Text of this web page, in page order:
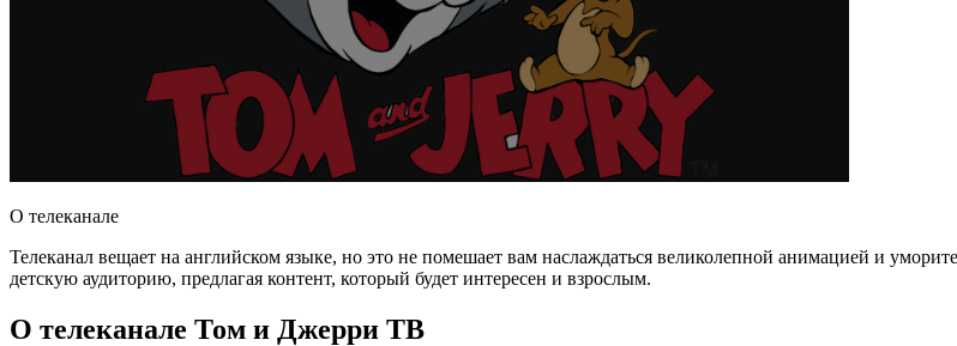
О телеканале
Телеканал вещает на английском языке, но это не помешает вам наслаждаться великолепной анимацией и
детскую аудиторию, предлагая контент, который будет интересен и взрослым.
О телеканале Том и Джерри ТВ